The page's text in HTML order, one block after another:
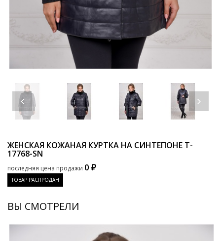
ЖЕНСКАЯ КОЖАНАЯ КУРТКА НА СИНТЕПОНЕ T-
17768-SN
последняя цена продажи 0 ₽
ТОВАР РАСПРОДАН
ВЫ СМОТРЕЛИ